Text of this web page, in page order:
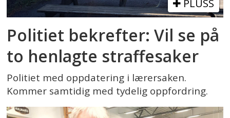
PLUSS
Politiet bekrefter: Vil se på
to henlagte straffesaker
Politiet med oppdatering i lærersaken.
Kommer samtidig med tydelig oppfordring.